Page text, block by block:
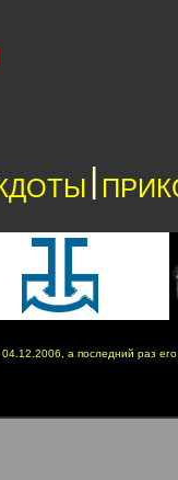
|
а последний раз